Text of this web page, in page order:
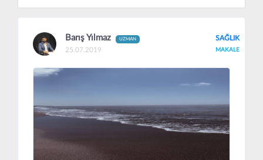
Barış Yılmaz UZMAN
25.07.2019
SAĞLIK
MAKALE